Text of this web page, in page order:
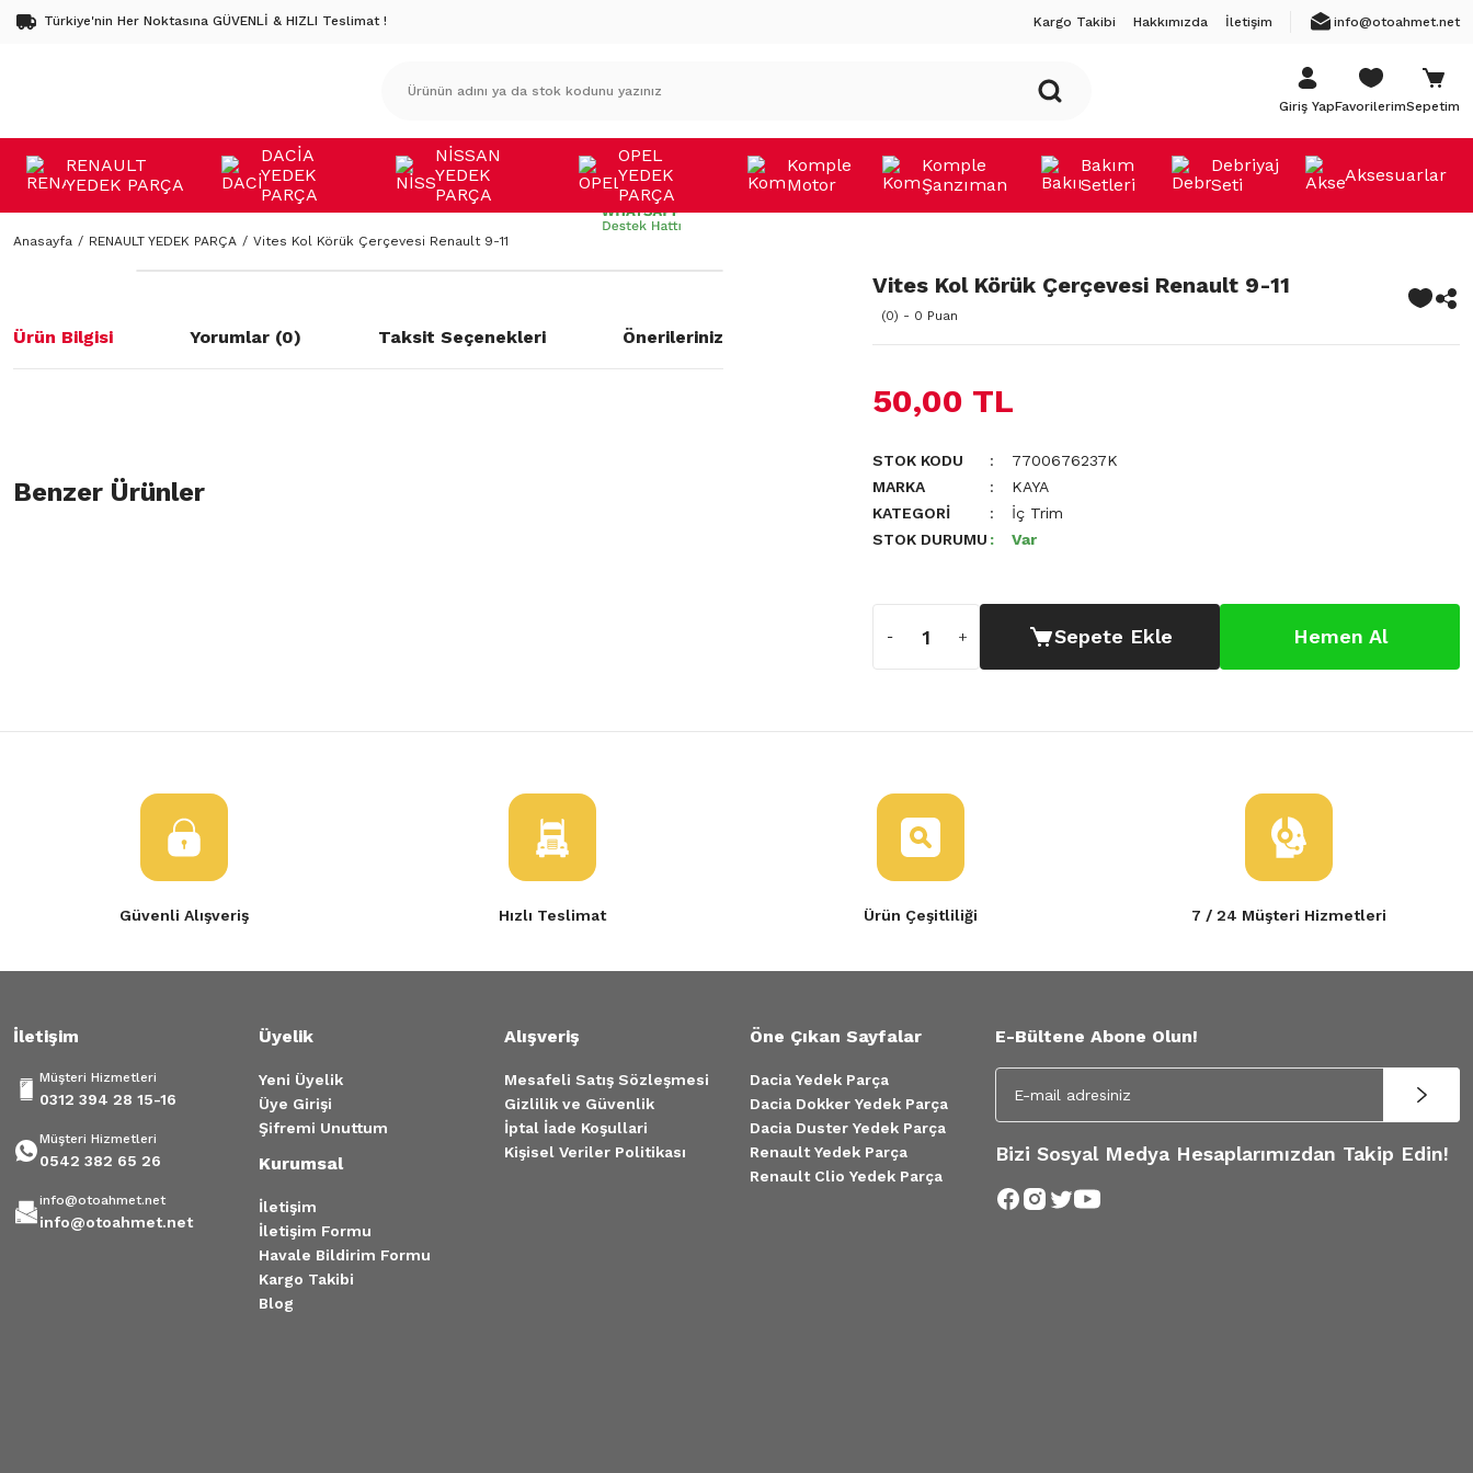
Türkiye'nin Her Noktasına GÜVENLİ & HIZLI Teslimat ! Kargo Takibi Hakkımızda İletişim info@otoahmet.net
Giriş YapFavorilerimSepetim
RENAULT
YEDEK PARÇA
DACİA
YEDEK
PARÇA
NİSSAN
YEDEK
PARÇA
OPEL
YEDEK
PARÇA
Komple
Motor
Komple
Şanzıman
Bakım
Setleri
Debriyaj
Seti
Aksesuarlar
Anasayfa RENAULT YEDEK PARÇA Vites Kol Körük Çerçevesi Renault 9-11
Ürün Bilgisi Yorumlar (0) Taksit Seçenekleri Önerileriniz
öneri formunu kullanarak tarafımıza iletebilirsiniz.
Benzer Ürünler
Vites Kol Körük Çerçevesi Renault 9-11
(0) - 0 Puan
50,00 TL
STOK KODU
7700676237K
MARKA
KAYA
KATEGORI
İç Trim
STOK DURUMU
Var
Sepete Ekle Hemen Al
Güvenli Alışveriş Hızlı Teslimat Ürün Çeşitliliği 7 / 24 Müşteri Hizmetleri
İletişim
Müşteri Hizmetleri
0312 394 28 15-16
Müşteri Hizmetleri
0542 382 65 26
info@otoahmet.net
info@otoahmet.net
Üyelik
Yeni Üyelik
Üye Girişi
Şifremi Unuttum
Kurumsal
İletişim
İletişim Formu
Havale Bildirim Formu
Kargo Takibi
Blog
Alışveriş
Mesafeli Satış Sözleşmesi
Gizlilik ve Güvenlik
İptal İade Koşullari
Kişisel Veriler Politikası
Öne Çıkan Sayfalar
Dacia Yedek Parça
Dacia Dokker Yedek Parça
Dacia Duster Yedek Parça
Renault Yedek Parça
Renault Clio Yedek Parça
E-Bültene Abone Olun!
Bizi Sosyal Medya Hesaplarımızdan Takip Edin!